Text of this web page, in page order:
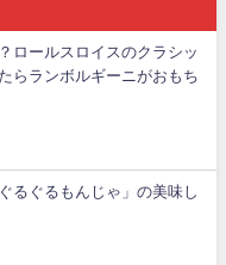
ロールスロイスのクラシッ
らランボルギーニがおもち
るぐるもんじゃ」の美味し